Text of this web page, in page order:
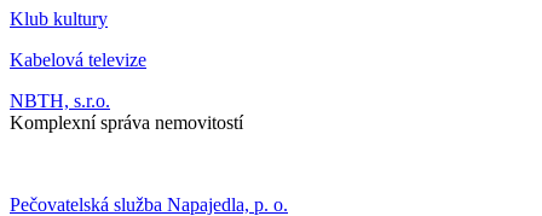
Klub kultury
Kabelová televize
NBTH, s.r.o.
Komplexní správa nemovitostí
Pečovatelská služba Napajedla, p. o.